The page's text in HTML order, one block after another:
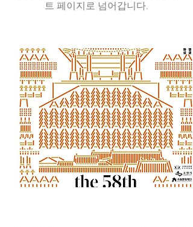
트 페이지로 넘어갑니다.